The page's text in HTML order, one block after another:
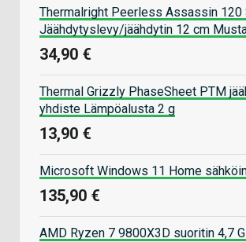
Thermalright Peerless Assassin 120
Jäähdytyslevy/jäähdytin 12 cm
34,90 €
Thermal Grizzly PhaseSheet PTM
yhdiste Lämpöalusta 2 g
13,90 €
Microsoft Windows 11 Home
135,90 €
AMD Ryzen 7 9800X3D suoritin 4,7